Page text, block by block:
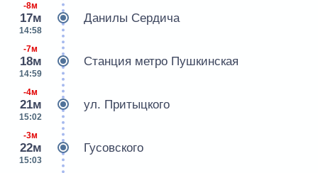
-8м
17м
14:58
Данилы Сердича
-7м
18м
14:59
Станция метро Пушкинская
-4м
21м
15:02
ул. Притыцкого
-3м
22м
15:03
Гусовского